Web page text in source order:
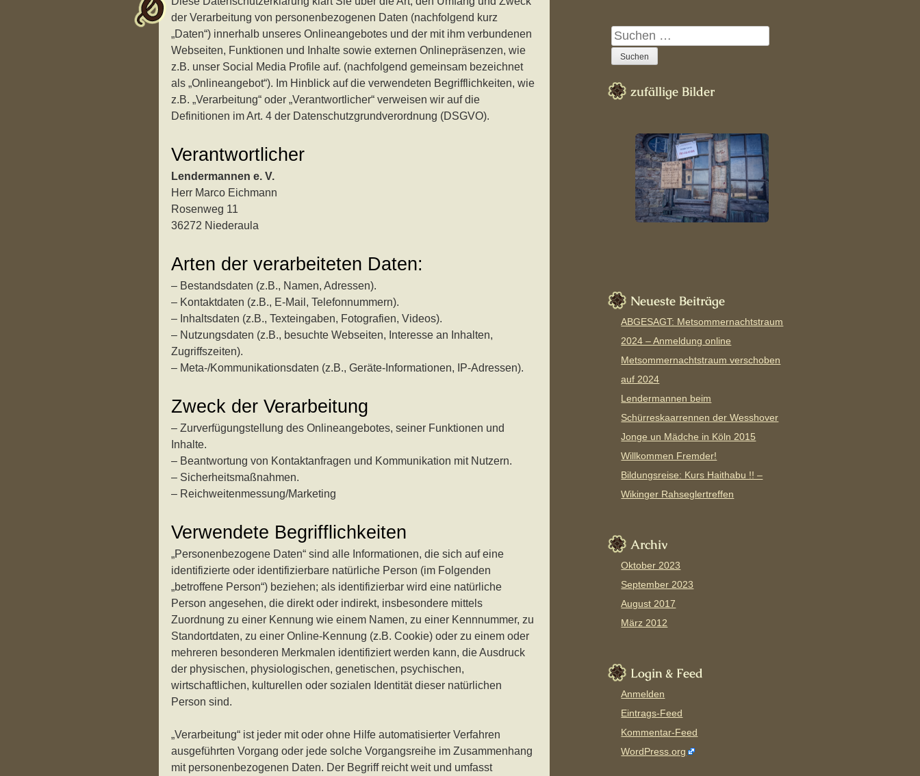
Kapitel 03 – Das Große
Heer
Kapitel 04 – Dragodem
Kapitel 05 – Ein Onager für
das Heer
Kapitel 06 – Die
Lendermannen
Kapitel 12 – Ein Schiff
Kapitel 13 – Eine Jurte
Kapitel 14 – Auch
Kapitel 16 – Erste
auf dem Winterthing
Kapitel 20 – Das Land der
Drachen gehörte den Orks
Kapitel 21 – Opferschafe
Winterthing des Großen
Heeres
der Verarbeitung von personenbezogenen Daten (nachfolgend kurz
„Daten“) innerhalb unseres Onlineangebotes und der mit ihm verbundenen
Webseiten, Funktionen und Inhalte sowie externen Onlinepräsenzen, wie
z.B. unser Social Media Profile auf. (nachfolgend gemeinsam bezeichnet
als „Onlineangebot“). Im Hinblick auf die verwendeten Begrifflichkeiten, wie
z.B. „Verarbeitung“ oder „Verantwortlicher“ verweisen wir auf die
Definitionen im Art. 4 der Datenschutzgrundverordnung (DSGVO).
Verantwortlicher
Lendermannen e. V.
Herr Marco Eichmann
Rosenweg 11
36272 Niederaula
Arten der verarbeiteten Daten:
– Bestandsdaten (z.B., Namen, Adressen).
– Kontaktdaten (z.B., E-Mail, Telefonnummern).
– Inhaltsdaten (z.B., Texteingaben, Fotografien, Videos).
– Nutzungsdaten (z.B., besuchte Webseiten, Interesse an Inhalten,
Zugriffszeiten).
– Meta-/Kommunikationsdaten (z.B., Geräte-Informationen, IP-Adressen).
Zweck der Verarbeitung
– Zurverfügungstellung des Onlineangebotes, seiner Funktionen und
Inhalte.
– Beantwortung von Kontaktanfragen und Kommunikation mit Nutzern.
– Sicherheitsmaßnahmen.
– Reichweitenmessung/Marketing
Verwendete Begrifflichkeiten
„Personenbezogene Daten“ sind alle Informationen, die sich auf eine
identifizierte oder identifizierbare natürliche Person (im Folgenden
„betroffene Person“) beziehen; als identifizierbar wird eine natürliche
Person angesehen, die direkt oder indirekt, insbesondere mittels
Zuordnung zu einer Kennung wie einem Namen, zu einer Kennnummer, zu
Standortdaten, zu einer Online-Kennung (z.B. Cookie) oder zu einem oder
mehreren besonderen Merkmalen identifiziert werden kann, die Ausdruck
der physischen, physiologischen, genetischen, psychischen,
wirtschaftlichen, kulturellen oder sozialen Identität dieser natürlichen
Person sind.
„Verarbeitung“ ist jeder mit oder ohne Hilfe automatisierter Verfahren
ausgeführten Vorgang oder jede solche Vorgangsreihe im Zusammenhang
mit personenbezogenen Daten. Der Begriff reicht weit und umfasst
Suchen
nach:
zufällige Bilder
Neueste Beiträge
ABGESAGT: Metsommernachtstraum
2024 – Anmeldung online
Metsommernachtstraum verschoben
auf 2024
Lendermannen beim
Schürreskaarrennen der Wesshover
Jonge un Mädche in Köln 2015
Willkommen Fremder!
Bildungsreise: Kurs Haithabu !! –
Wikinger Rahseglertreffen
Archiv
Oktober 2023
September 2023
August 2017
März 2012
Login & Feed
Anmelden
Eintrags-Feed
Kommentar-Feed
WordPress.org